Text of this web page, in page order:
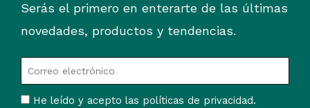
Serás el primero en enterarte de las últimas
novedades, productos y tendencias.
He leído y acepto las políticas de privacidad.